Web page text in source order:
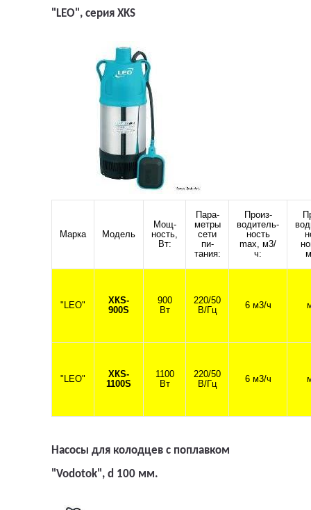
"LEO", серия XKS
Марка Модель
Мощ-
ность,
Вт:
Пара-
метры
сети
пи-
тания:
Произ-
водитель-
ность
max, м3/
ч:
"LEO"
XКS-
900S
900
Вт
220/50
В/Гц
6 м3/ч
"LEO"
XКS-
1100S
1100
Вт
220/50
В/Гц
6 м3/ч
Насосы для колодцев с поплавком
"Vodotok", d 100 мм.